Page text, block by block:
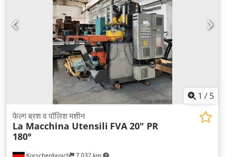
1 / 5
Korschenbroich 7,032 km
फेल्ग ब्रश व पॉलिश मशीन
La Macchina Utensili FVA 20" PR
180°